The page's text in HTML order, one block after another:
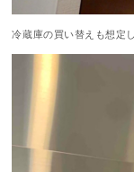
冷蔵庫の買い替えも想定